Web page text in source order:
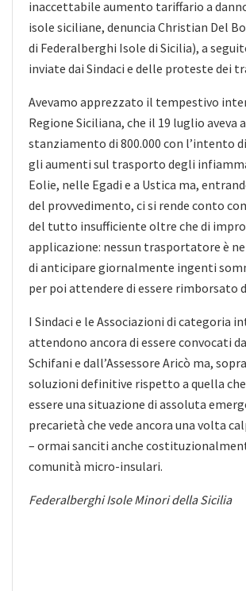
inaccettabile aumento tariffario a
isole siciliane, denuncia Christian Del
di Federalberghi Isole di Sicilia), a
inviate dai Sindaci e delle proteste dei
Avevamo apprezzato il tempestivo
Regione Siciliana, che il 19 luglio aveva
stanziamento di 800.000 con l’intento
gli aumenti sul trasporto degli
Eolie, nelle Egadi e a Ustica ma,
del provvedimento, ci si rende conto
del tutto insufficiente oltre che di
applicazione: nessun trasportatore è
di anticipare giornalmente ingenti
per poi attendere di essere rimborsato
I Sindaci e le Associazioni di categoria
attendono ancora di essere convocati
Schifani e dall’Assessore Aricò ma,
soluzioni definitive rispetto a quella
essere una situazione di assoluta
precarietà che vede ancora una volta
– ormai sanciti anche
comunità micro-insulari.
Federalberghi Isole Minori della Sicilia